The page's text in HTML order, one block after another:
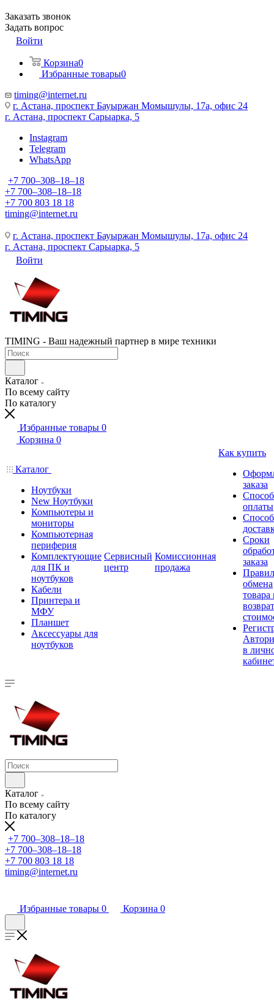
Заказать звонок
Задать вопрос
Войти
Корзина0
Избранные товары0
timing@internet.ru
г. Астана, проспект Бауыржан Момышулы, 17а, офис 24
г. Астана, проспект Сарыарка, 5
Instagram
Telegram
WhatsApp
+7 700‒308‒18‒18
+7 700‒308‒18‒18
+7 700 803 18 18
timing@internet.ru
г. Астана, проспект Бауыржан Момышулы, 17а, офис 24
г. Астана, проспект Сарыарка, 5
Войти
TIMING - Ваш надежный партнер в мире техники
Каталог
По всему сайту
По каталогу
Избранные товары 0
Корзина 0
Каталог
Ноутбуки
New Ноутбуки
Компьютеры и
мониторы
Компьютерная
периферия
Комплектующие
для ПК и
ноутбуков
Кабели
Принтера и
МФУ
Планшет
Аксессуары для
ноутбуков
Сервисный
центр
Комиссионная
продажа
Как купить
заказа
оплаты
Сроки
заказа
обмена
товара
в
Каталог
По всему сайту
По каталогу
+7 700‒308‒18‒18
+7 700‒308‒18‒18
+7 700 803 18 18
timing@internet.ru
Избранные товары 0 Корзина 0